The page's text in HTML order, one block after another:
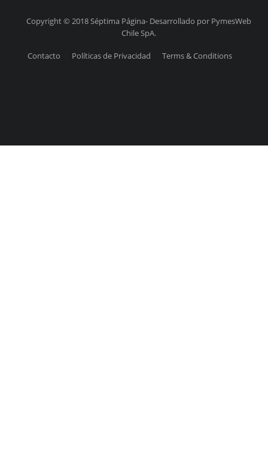
Copyright © 2018 Séptima Página- Desarrollado por PymesWeb
Chile SpA.
Contacto Políticas de Privacidad Terms & Conditions